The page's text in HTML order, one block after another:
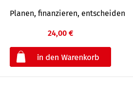
Planen, finanzieren, entscheiden
24,00 €